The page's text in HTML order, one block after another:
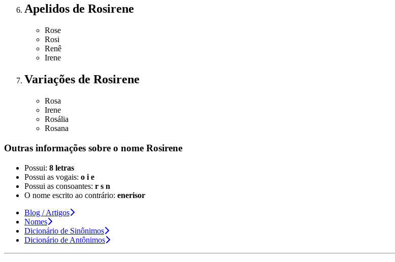
Apelidos de Rosirene
Rose
Rosi
Renê
Irene
Variações de Rosirene
Rosa
Irene
Rosália
Rosana
Outras informações sobre o nome Rosirene
Possui: 8 letras
Possui as vogais: o i e
Possui as consoantes: r s n
O nome escrito ao contrário: enerisor
Blog / Artigos
Nomes
Dicionário de Sinônimos
Dicionário de Antônimos